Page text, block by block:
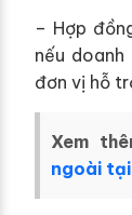
– Hợp
nếu
đơn vị hỗ
Xem
ngoài